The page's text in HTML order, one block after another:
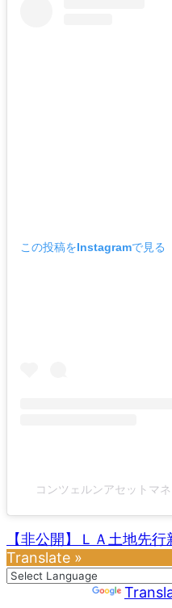
この投稿をInstagramで見る
コンツェルンアセットマ
【非公開】ＬＡ土地先
Translate »